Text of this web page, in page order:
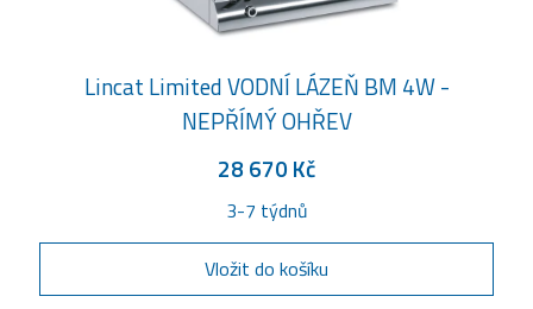
Lincat Limited VODNÍ LÁZEŇ BM 4W -
NEPŘÍMÝ OHŘEV
28 670 Kč
3-7 týdnů
Vložit do košíku